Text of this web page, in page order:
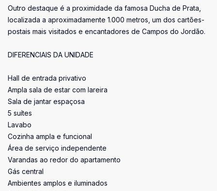
Outro destaque é a proximidade da famosa Ducha de Prata,
localizada a aproximadamente 1.000 metros, um dos cartões-
postais mais visitados e encantadores de Campos do Jordão.
DIFERENCIAIS DA UNIDADE
Hall de entrada privativo
Ampla sala de estar com lareira
Sala de jantar espaçosa
5 suítes
Lavabo
Cozinha ampla e funcional
Área de serviço independente
Varandas ao redor do apartamento
Gás central
Ambientes amplos e iluminados